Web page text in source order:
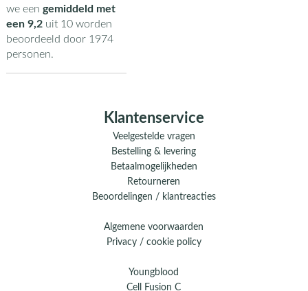
we een gemiddeld met
een 9,2uit 10worden
beoordeeld door 1974
personen.
Klantenservice
Veelgestelde vragen
Bestelling & levering
Betaalmogelijkheden
Retourneren
Beoordelingen / klantreacties
Algemene voorwaarden
Privacy / cookie policy
Youngblood
Cell Fusion C